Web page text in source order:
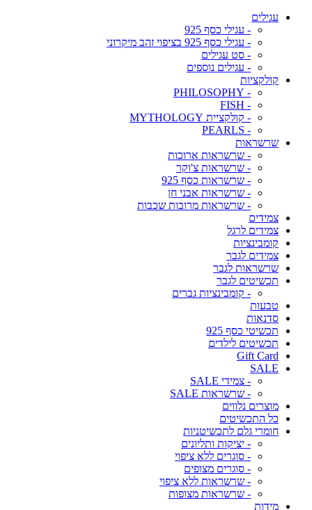
עגילים
- עגילי כסף 925
- עגילי כסף 925 בציפוי זהב מיקרוני
- סט עגילים
- עגילים נוספים
קולקציות
- PHILOSOPHY
- FISH
- קולקציית MYTHOLOGY
- PEARLS
שרשראות
- שרשראות ארוכות
- שרשראות צ'וקר
- שרשראות כסף 925
- שרשראות אבני חן
- שרשראות מרובות שכבות
צמידים
צמידים לרגל
קומבינציות
צמידים לגבר
שרשראות לגבר
תכשיטים לגבר
- קומבינציות גברים
טבעות
סדנאות
תכשיטי כסף 925
תכשיטים לילדים
Gift Card
SALE
- צמידי SALE
- שרשראות SALE
מוצרים נלווים
כל התכשיטים
חומרי גלם לתכשיטניות
- יציקות ותליונים
- סוגרים ללא ציפוי
- סוגרים מצופים
- שרשראות ללא ציפוי
- שרשראות מצופות
מידות